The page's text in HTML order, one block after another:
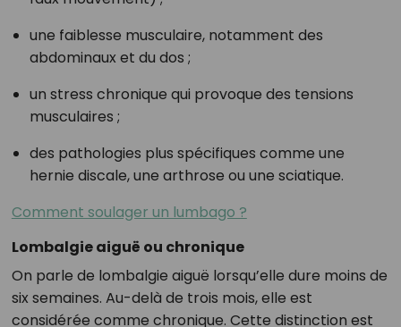
une faiblesse musculaire, notamment des
abdominaux et du dos ;
un stress chronique qui provoque des tensions
musculaires ;
des pathologies plus spécifiques comme une
hernie discale, une arthrose ou une sciatique.
Comment soulager un lumbago ?
Lombalgie aiguë ou chronique
On parle de lombalgie aiguë lorsqu’elle dure moins de
six semaines. Au-delà de trois mois, elle est
considérée comme chronique. Cette distinction est